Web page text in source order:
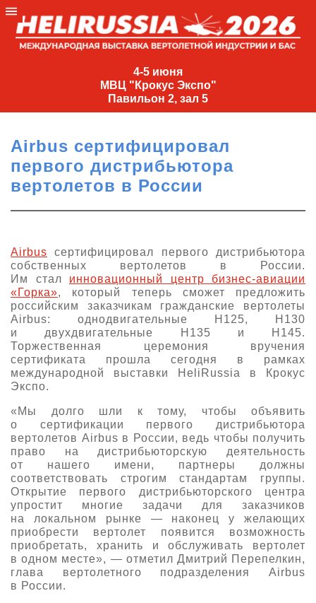
4-5 июня
МВЦ "Крокус Экспо"
Павильон 2, зал 5
4-
МВЦ
Экспо"
Павильон
2,
зал
+7
(495)
477-
33-81
О выставке
Партнеры выставки
Крокус Экспо
Даты будущих выставок
Документы
Контакты
Заявка на участие
Заочное участие
Прилет на выставку
Основные требования МВЦ «Крокус Экспо»
Для посетителей
Место проведения HeliRussia
Схема проезда
Правила доступа и пребывания Крокус Экспо
Для СМИ
Аккредитация прессы
Условия инфопартнёрства
Положение об аккредитации
Публикации о выставке
Пресс-релизы
Архив
Airbus сертифицировал
первого дистрибьютора
вертолетов в России
Airbus сертифицировал первого дистрибьютора
собственных вертолетов в России.
Им стал инновационный центр бизнес-авиации
«Горка», который теперь сможет предложить
российским заказчикам гражданские вертолеты
Airbus: однодвигательные H125, H130
и двухдвигательные H135 и H145.
Торжественная церемония вручения
сертификата прошла сегодня в рамках
международной выставки HeliRussia в Крокус
Экспо.
«Мы долго шли к тому, чтобы объявить
о сертификации первого дистрибьютора
вертолетов Airbus в России, ведь чтобы получить
право на дистрибьюторскую деятельность
от нашего имени, партнеры должны
соответствовать строгим стандартам группы.
Открытие первого дистрибьюторского центра
упростит многие задачи для заказчиков
на локальном рынке — наконец у желающих
приобрести вертолет появится возможность
приобретать, хранить и обслуживать вертолет
в одном месте», — отметил Дмитрий Перепелкин,
глава вертолетного подразделения Airbus
в России.